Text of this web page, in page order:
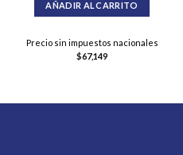
AÑADIR AL CARRITO
Precio sin impuestos nacionales
$67,149